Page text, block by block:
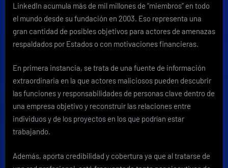
LinkedIn acumula más de mil millones de “miembros” en todo
el mundo desde su fundación en 2003. Eso representa una
gran cantidad de posibles objetivos para actores de amenazas
respaldados por Estados o con motivaciones financieras.
En primera instancia, se trata de una fuente de información
extraordinaria en la que actores maliciosos pueden descubrir
las funciones y responsabilidades de personas clave dentro de
una empresa objetivo y reconstruir las relaciones entre
individuos y de los proyectos en los que podrían estar
trabajando.
Además, aporta credibilidad y cobertura ya que al tratarse de